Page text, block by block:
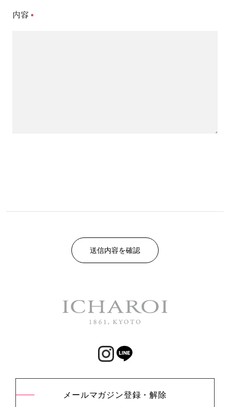
内容
メールマガジン登録・解除